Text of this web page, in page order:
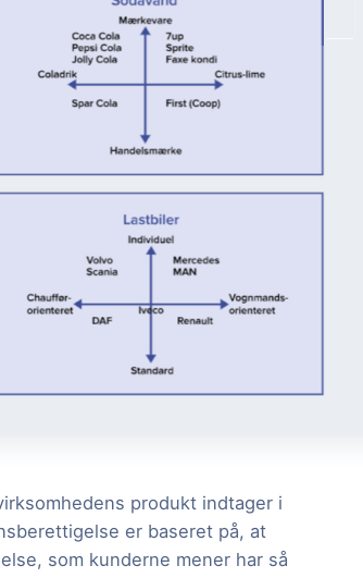
produkt indtager i
er baseret på, at
som kunderne mener har så